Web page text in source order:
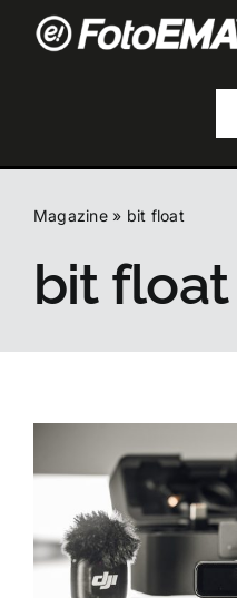
Fotografia
Accessori
La foto del mese
Magazine» bit float
bit float